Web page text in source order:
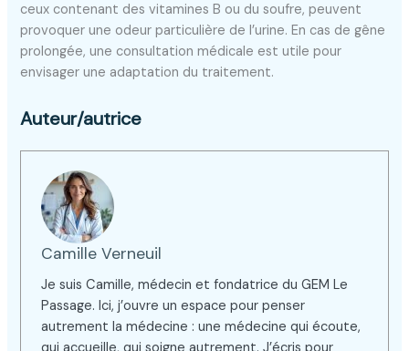
ceux contenant des vitamines B ou du soufre, peuvent
provoquer une odeur particulière de l’urine. En cas de gêne
prolongée, une consultation médicale est utile pour
envisager une adaptation du traitement.
Auteur/autrice
Camille Verneuil
Je suis Camille, médecin et fondatrice du GEM Le
Passage. Ici, j’ouvre un espace pour penser
autrement la médecine : une médecine qui écoute,